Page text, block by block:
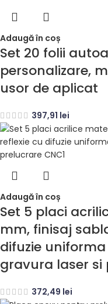
Adaugă în coș
Set 20 folii
personalizare,
usor de aplicat
397,91 lei
Adaugă în coș
Set 5 placi
mm, finisaj
difuzie
gravura laser si
372,49 lei